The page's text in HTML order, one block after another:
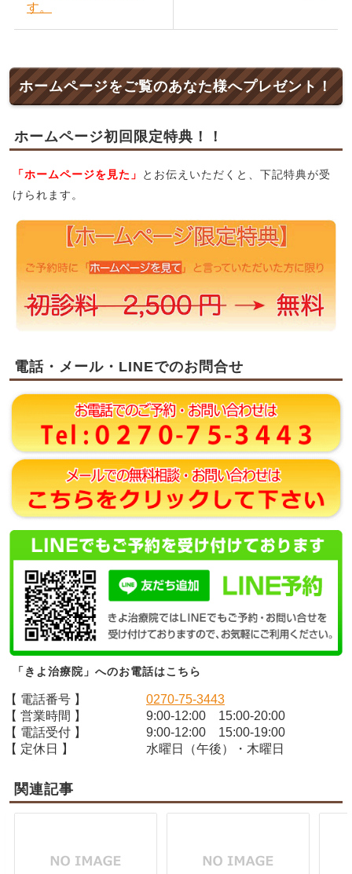
す。
ホームページをご覧のあなた様へプレゼント！
ホームページ初回限定特典！！
「ホームページを見た」
とお伝えいただくと、下記特典が受
けられます。
電話・メール・LINEでのお問合せ
「きよ治療院」へのお電話はこちら
【 電話番号 】
0270-75-3443
【 営業時間 】
9:00-12:00 15:00-20:00
【 電話受付 】
9:00-12:00 15:00-19:00
【 定休日 】
水曜日（午後）・木曜日
関連記事